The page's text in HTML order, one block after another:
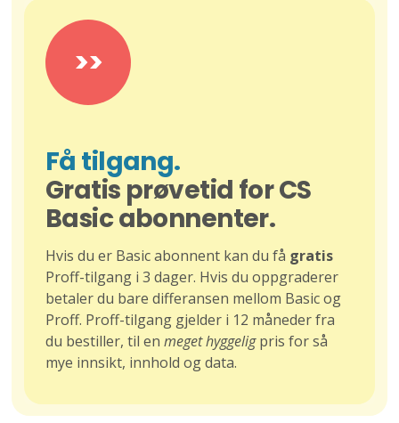
>>
Få tilgang.
Gratis prøvetid for CS
Basic abonnenter.
Hvis du er Basic abonnent kan du få gratis
Proff-tilgang i 3 dager. Hvis du oppgraderer
betaler du bare differansen mellom Basic og
Proff. Proff-tilgang gjelder i 12 måneder fra
du bestiller, til en meget hyggeligpris for så
mye innsikt, innhold og data.